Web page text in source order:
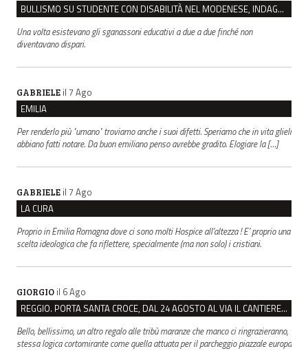
BULLISMO SU STUDENTE CON DISABILITÀ NEL MODENESE, INDAGATI DUE RAGAZZI DI 16 ANNI
Una volta esistevano gli sganassoni educativi a due a due finché non
diventavano dispari.
GABRIELE il 7 Ago
EMILIA
Per renderlo più "umano" troviamo anche i suoi difetti. Speriamo che in vita glieli
abbiano fatti notare. Da buon emiliano penso avrebbe gradito. Elogiare la […]
GABRIELE il 7 Ago
LA CURA
Proprio in Emilia Romagna dove ci sono molti Hospice all’altezza ! E’ proprio una
scelta ideologica che fa riflettere, specialmente (ma non solo) i cristiani.
GIORGIO il 6 Ago
REGGIO. PORTA SANTA CROCE, DAL 24 AGOSTO AL VIA IL CANTIERE PER IL NUOVO COLLETTORE FOGNARIO
Bello, bellissimo, un altro regalo alle tribù maranze che manco ci ringrazieranno,
stessa logica cortomirante come quella attuata per il parcheggio piazzale europa